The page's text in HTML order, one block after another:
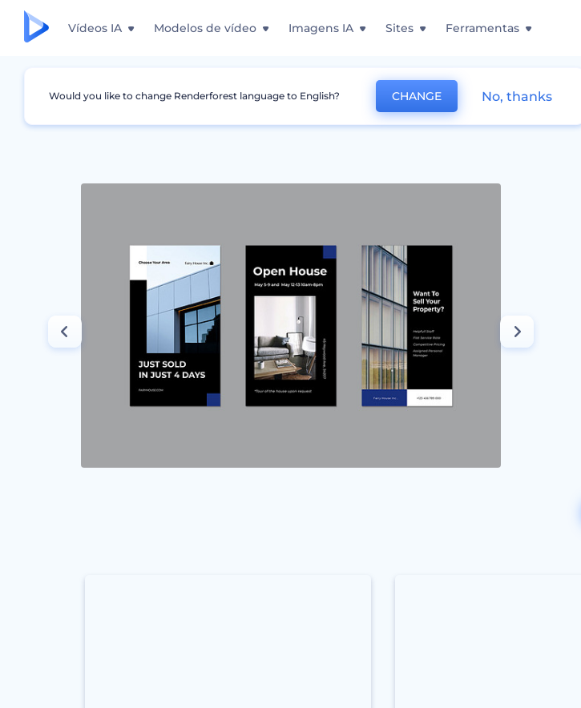
Vídeos IA Modelos de vídeo Imagens IA Sites Ferramentas
Design Gráfico Story do Instagram Kit de Designs para Imobiliárias
Would you like to change Renderforest language to English? CHANGE No, thanks